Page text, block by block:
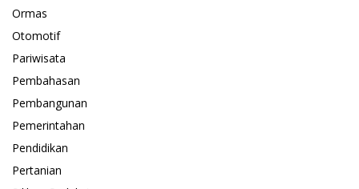
Ormas
Otomotif
Pariwisata
Pembahasan
Pembangunan
Pemerintahan
Pendidikan
Pertanian